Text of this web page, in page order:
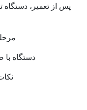
پس از تعمیر،
دستگاه